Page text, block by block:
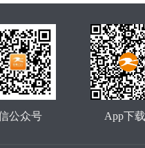
App下载
公众号